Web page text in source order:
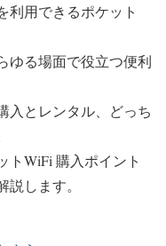
利用できるポケット
ゆる場面で役立つ便利
入とレンタル、どっち
トWiFi 購入ポイント
します。